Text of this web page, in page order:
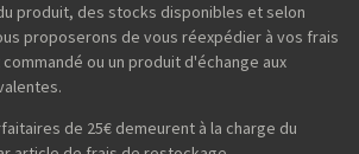
produit, des stocks disponibles et selon
proposerons de vous réexpédier à vos frais
ou un produit d'échange aux
de 25€ demeurent à la charge du